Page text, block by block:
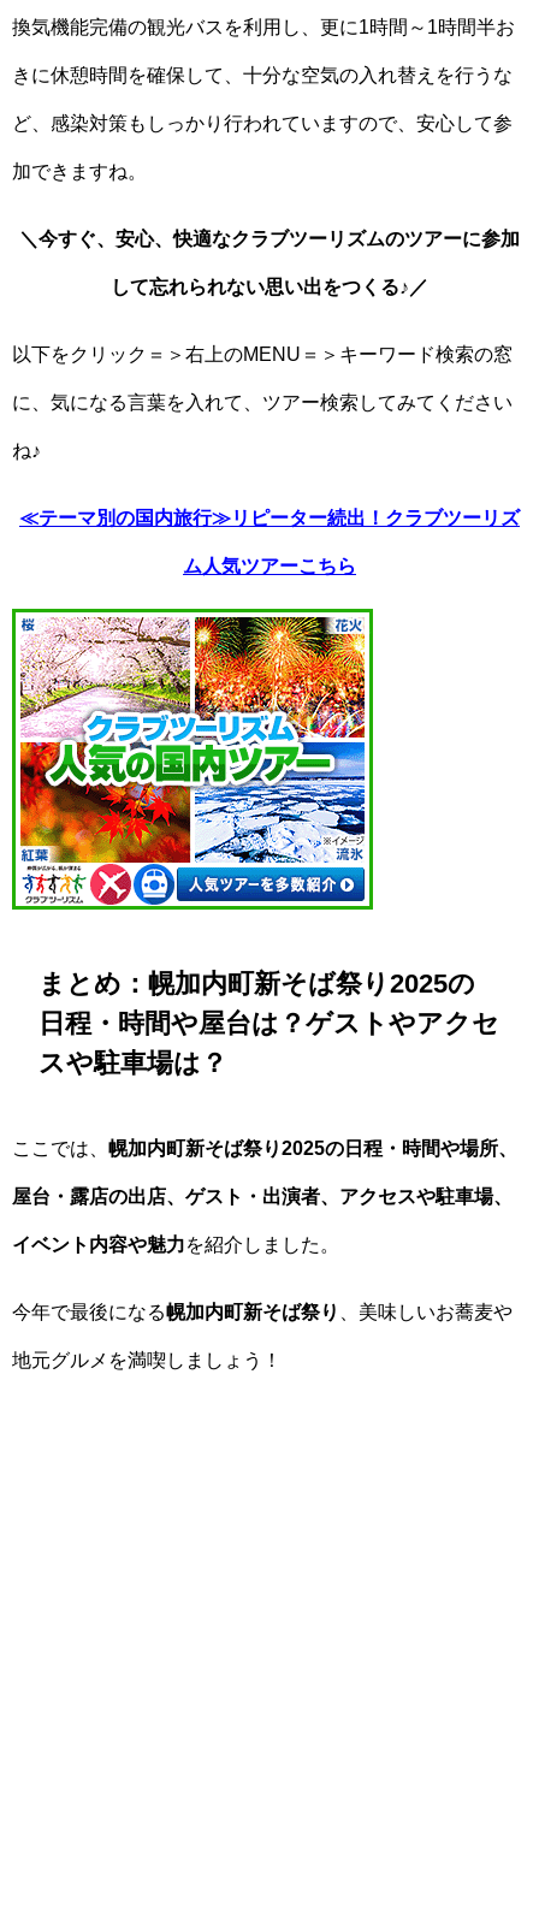
換気機能完備の観光バスを利用し、更に1時間～1時間半お
きに休憩時間を確保して、十分な空気の入れ替えを行うな
ど、感染対策もしっかり行われていますので、安心して参
加できますね。
＼今すぐ、安心、快適なクラブツーリズムのツアーに参加
して忘れられない思い出をつくる♪／
以下をクリック＝＞右上のMENU＝＞キーワード検索の窓
に、気になる言葉を入れて、ツアー検索してみてください
ね♪
≪テーマ別の国内旅行≫リピーター続出！クラブツーリズ
ム人気ツアーこちら
まとめ：幌加内町新そば祭り2025の
日程・時間や屋台は？ゲストやアクセ
スや駐車場は？
ここでは、 幌加内町新そば祭り2025の日程・時間や場所、
屋台・露店の出店、ゲスト・出演者、アクセスや駐車場、
イベント内容や魅力を紹介しました。
今年で最後になる幌加内町新そば祭り 、美味しいお蕎麦や
地元グルメを満喫しましょう！